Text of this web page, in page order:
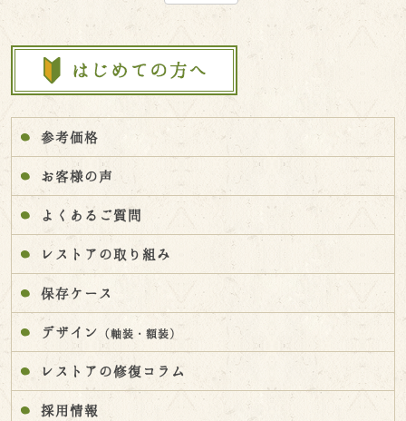
参考価格
お客様の声
よくあるご質問
レストアの取り組み
保存ケース
デザイン （軸装・額装）
レストアの修復コラム
採用情報